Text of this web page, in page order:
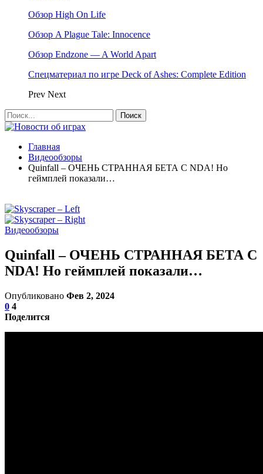
Обзор High On Life
Обзор A Plague Tale: Innocence
Обзор Endzone — A World Apart
Спецматериал по игре Deck of Ashes: Complete Edition
Prev Next
Главная
Видеообзоры
Quinfall – ОЧЕНЬ СТРАННАЯ БЕТА С NDA! Но
геймплей показали…
Видеообзоры
Quinfall – ОЧЕНЬ СТРАННАЯ БЕТА С
NDA! Но геймплей показали…
Опубликовано Фев 2, 2024
0 4
Поделится